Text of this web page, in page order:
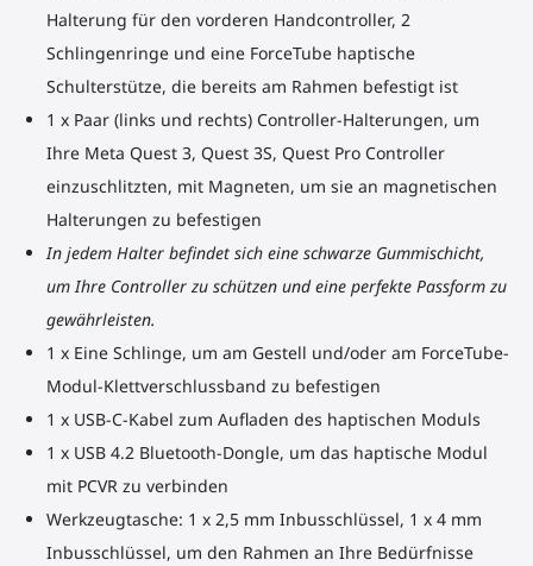
Halterung für den vorderen Handcontroller, 2
Schlingenringe und eine ForceTube haptische
Schulterstütze, die bereits am Rahmen befestigt ist
1 x Paar (links und rechts) Controller-Halterungen, um
Ihre Meta Quest 3, Quest 3S, Quest Pro Controller
einzuschlitzten, mit Magneten, um sie an magnetischen
Halterungen zu befestigen
In jedem Halter befindet sich eine schwarze Gummischicht,
um Ihre Controller zu schützen und eine perfekte Passform zu
gewährleisten.
1 x Eine Schlinge, um am Gestell und/oder am ForceTube-
Modul-Klettverschlussband zu befestigen
1 x USB-C-Kabel zum Aufladen des haptischen Moduls
1 x USB 4.2 Bluetooth-Dongle, um das haptische Modul
mit PCVR zu verbinden
Werkzeugtasche: 1 x 2,5 mm Inbusschlüssel, 1 x 4 mm
Inbusschlüssel, um den Rahmen an Ihre Bedürfnisse